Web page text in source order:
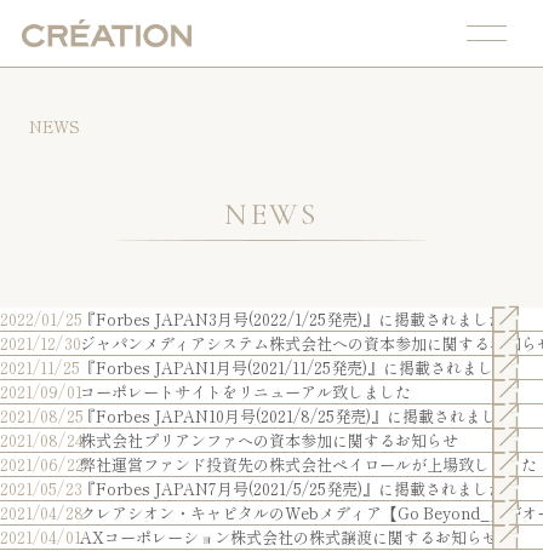
NEWS
NEWS
2022/01/25『Forbes JAPAN3月号(2022/1/25発売)』に掲載されました
2021/12/30ジャパンメディアシステム株式会社への資本参加に関するお知ら
2021/11/25 『Forbes JAPAN1月号(2021/11/25発売)』に掲載されました
2021/09/01コーポレートサイトをリニューアル致しました
2021/08/25『Forbes JAPAN10月号(2021/8/25発売)』に掲載されました
2021/08/24株式会社プリアンファへの資本参加に関するお知らせ
2021/06/22弊社運営ファンド投資先の株式会社ペイロールが上場致しました
2021/05/23『Forbes JAPAN7月号(2021/5/25発売)』に掲載されました
2021/04/28クレアシオン・キャピタルのWebメディア【Go Beyond_】がオ
2021/04/01AXコーポレーション株式会社の株式譲渡に関するお知らせ